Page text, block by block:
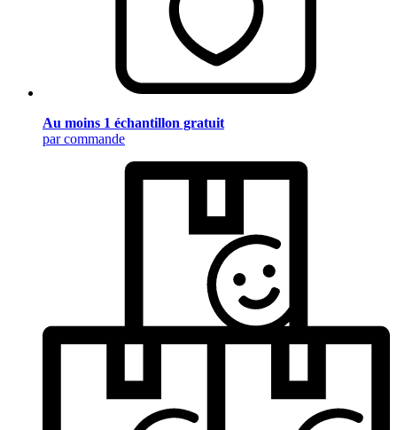
Au moins 1 échantillon gratuit
par commande